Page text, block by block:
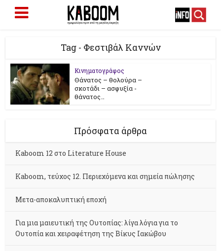
Tag - Φεστιβάλ Καννών
Κινηματογράφος
Θάνατος – θολούρα –
σκοτάδι – ασφυξία -
θάνατος…
Πρόσφατα άρθρα
Kaboom 12 στο Literature House
Kaboom, τεύχος 12. Περιεχόμενα και σημεία πώλησης
Μετα-αποκαλυπτική εποχή
Για μια μαιευτική της Ουτοπίας: λίγα λόγια για το
Ουτοπία και χειραφέτηση της Βίκυς Ιακώβου